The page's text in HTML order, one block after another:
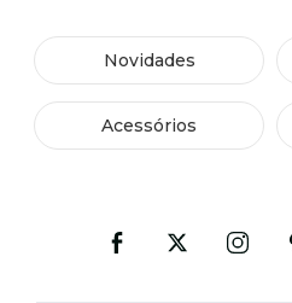
Novidades
Acessórios